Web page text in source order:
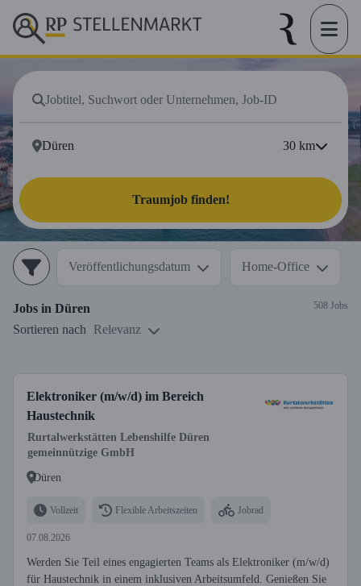
30 km
Traumjob finden!
Veröffentlichungsdatum Home-Office
Jobs in Düren 508 Jobs
Sortieren nach Relevanz
Elektroniker (m/w/d) im Bereich
Haustechnik
Rurtalwerkstätten Lebenshilfe Düren
gemeinnützige GmbH
Düren
Vollzeit Flexible Arbeitszeiten Jobrad
07.08.2026
Werden Sie Teil eines engagierten Teams als Elektroniker (m/w/d)
für Haustechnik in einem inklusiven Arbeitsumfeld. Genießen Sie